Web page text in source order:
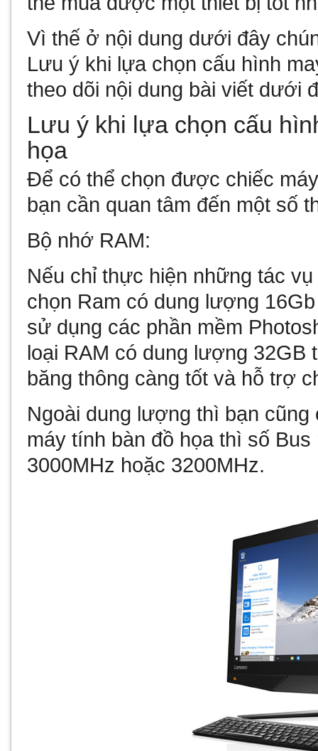
Vì thế ở nội dung dưới đây
Lưu ý khi lựa chọn cấu hình
theo dõi nội dung bài viết dưới
Lưu ý khi lựa chọn cấu
họa
Để có thể chọn được chiếc
bạn cần quan tâm đến một số
Bộ nhớ RAM:
Nếu chỉ thực hiện những tác
chọn Ram có dung lượng
sử dụng các phần mềm
loại RAM có dung lượng
băng thông càng tốt và hỗ trợ
Ngoài dung lượng thì bạn
máy tính bàn đồ họa thì số
3000MHz hoặc 3200MHz.